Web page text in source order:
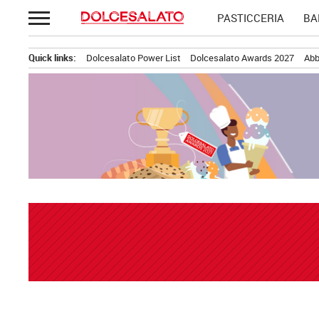
Passa
al
PASTICCERIA
Quick links: Dolcesalato Power List Dolcesalato Awards 2027